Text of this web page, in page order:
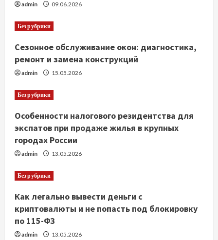
admin 09.06.2026
Без рубрики
Сезонное обслуживание окон: диагностика,
ремонт и замена конструкций
admin 15.05.2026
Без рубрики
Особенности налогового резидентства для
экспатов при продаже жилья в крупных
городах России
admin 13.05.2026
Без рубрики
Как легально вывести деньги с
криптовалюты и не попасть под блокировку
по 115-ФЗ
admin 13.05.2026